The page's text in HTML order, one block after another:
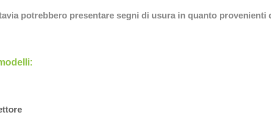
potrebbero presentare segni di usura in quanto provenienti